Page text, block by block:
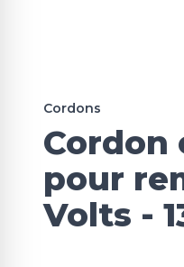
Cordons
Cordon
pour
Volts -